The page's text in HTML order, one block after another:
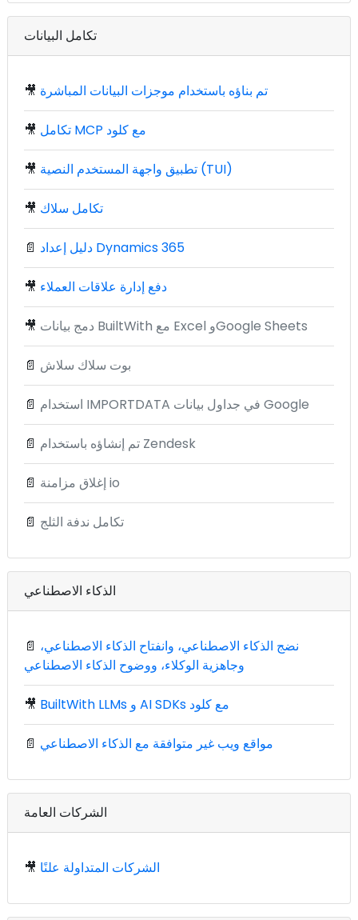
تكامل البيانات
🎥 تم بناؤه باستخدام موجزات البيانات المباشرة
🎥 تكامل MCP مع كلود
🎥 تطبيق واجهة المستخدم النصية (TUI)
🎥 تكامل سلاك
📄 دليل إعداد Dynamics 365
🎥 دفع إدارة علاقات العملاء
🎥 دمج بيانات BuiltWith مع Excel وGoogle Sheets
📄 بوت سلاك سلاش
📄 استخدام IMPORTDATA في جداول بيانات Google
📄 تم إنشاؤه باستخدام Zendesk
📄 إغلاق مزامنة io
📄 تكامل ندفة الثلج
الذكاء الاصطناعي
📄 نضج الذكاء الاصطناعي، وانفتاح الذكاء الاصطناعي،
وجاهزية الوكلاء، ووضوح الذكاء الاصطناعي
🎥 BuiltWith LLMs و AI SDKs مع كلود
📄 مواقع ويب غير متوافقة مع الذكاء الاصطناعي
الشركات العامة
🎥 الشركات المتداولة علنًا